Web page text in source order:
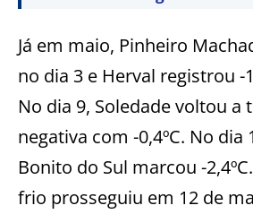
Já em maio, Pinheiro
no dia 3 e Herval registrou -
No dia 9, Soledade voltou
negativa com -0,4ºC. No dia
Bonito do Sul marcou -
frio prosseguiu em 12 de